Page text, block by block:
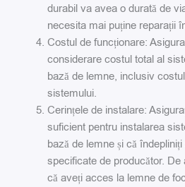
durabil va avea o durată de
necesita mai puține reparații
Costul de funcționare:
considerare costul total al
bază de lemne, inclusiv
sistemului.
Cerințele de instalare:
suficient pentru instalarea
bază de lemne și că
specificate de producător.
că aveți acces la lemne de